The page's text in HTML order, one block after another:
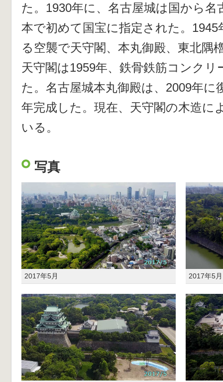
た。1930年に、名古屋城は国から名
本で初めて国宝に指定された。1945
る空襲で天守閣、本丸御殿、東北隅
天守閣は1959年、鉄骨鉄筋コンクリ
た。名古屋城本丸御殿は、2009年に
年完成した。現在、天守閣の木造に
いる。
写真
2017年5月 2017年5月